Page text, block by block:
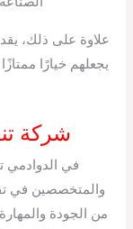
علاوة على ذلك،
يجعلهم خيارًا
شركة
في الدوادمي
والمتخصصين في
من الجودة